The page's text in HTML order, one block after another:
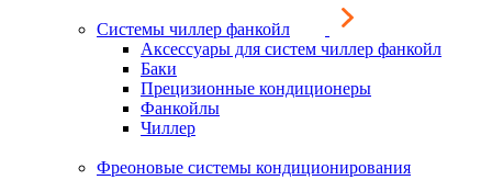
Системы чиллер фанкойл
Аксессуары для систем чиллер фанкойл
Баки
Прецизионные кондиционеры
Фанкойлы
Чиллер
Фреоновые системы кондиционирования